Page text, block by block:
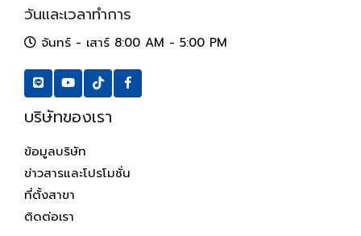
วันและเวลาทำการ
จันทร์ - เสาร์ 8:00 AM - 5:00 PM
บริษัทของเรา
ข้อมูลบริษัท
ข่าวสารและโปรโมชั่น
ที่ตั้งสาขา
ติดต่อเรา